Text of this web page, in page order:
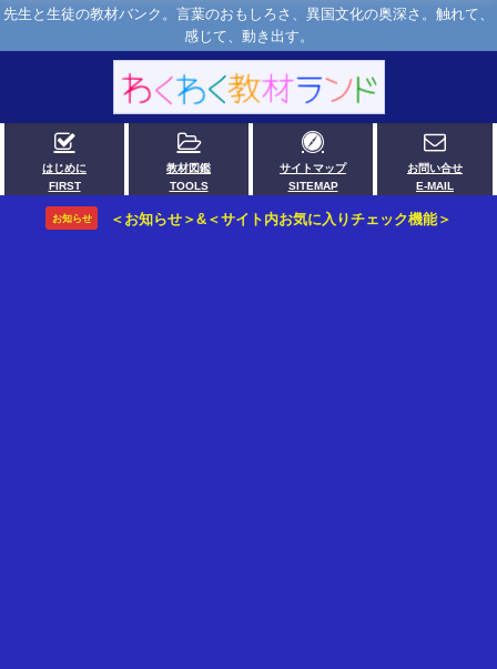
先生と生徒の教材バンク。言葉のおもしろさ、異国文化の奥深さ。触れて、
感じて、動き出す。
はじめに
FIRST
教材図鑑
TOOLS
サイトマップ
SITEMAP
お問い合せ
E-MAIL
お知らせ ＜お知らせ＞&＜サイト内お気に入りチェック機能＞